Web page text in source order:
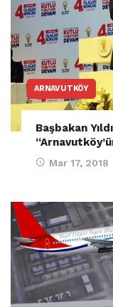
ARNAVUTKÖY
Başbakan
Mar 17, 2018